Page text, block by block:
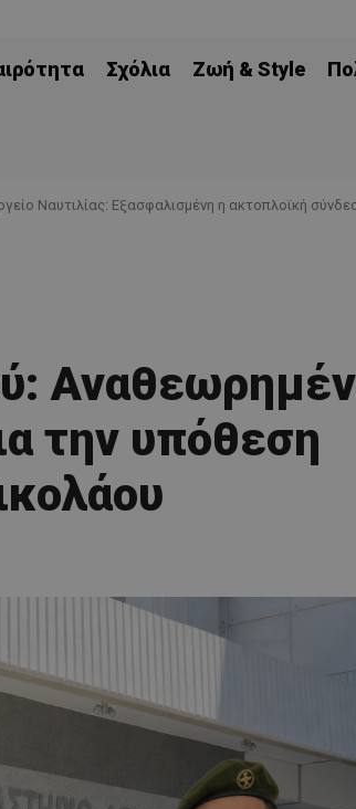
Σχόλια Ζωή & Style
Ναυτιλίας: Εξασφαλισμένη η ακτοπλοϊκή
την υπόθεση